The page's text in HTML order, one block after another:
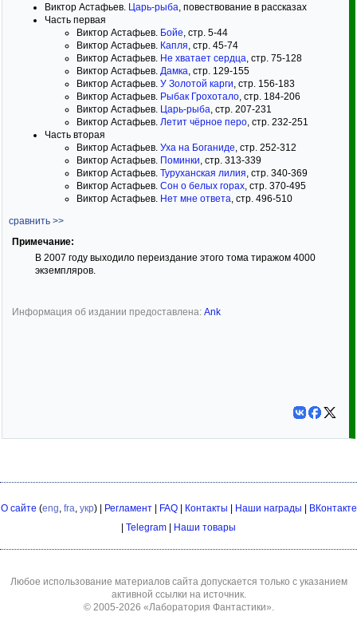
Виктор Астафьев. Царь-рыба , повествование в рассказах
Часть первая
Виктор Астафьев. Бойе , стр. 5-44
Виктор Астафьев. Капля , стр. 45-74
Виктор Астафьев. Не хватает сердца , стр. 75-128
Виктор Астафьев. Дамка , стр. 129-155
Виктор Астафьев. У Золотой карги , стр. 156-183
Виктор Астафьев. Рыбак Грохотало , стр. 184-206
Виктор Астафьев. Царь-рыба , стр. 207-231
Виктор Астафьев. Летит чёрное перо , стр. 232-251
Часть вторая
Виктор Астафьев. Уха на Боганиде , стр. 252-312
Виктор Астафьев. Поминки , стр. 313-339
Виктор Астафьев. Туруханская лилия , стр. 340-369
Виктор Астафьев. Сон о белых горах , стр. 370-495
Виктор Астафьев. Нет мне ответа , стр. 496-510
сравнить >>
Примечание:
В 2007 году выходило переиздание этого тома тиражом 4000
экземпляров.
Информация об издании предоставлена: Ank
О сайте (eng, fra, укр) | Регламент| FAQ| Контакты Наши награды
ВКонтакте
Telegram Наши товары
Любое использование материалов сайта допускается только с указанием
активной ссылки на источник.
© 2005-2026 «Лаборатория Фантастики».